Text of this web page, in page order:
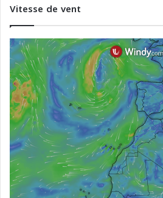
u
t
i
o
n
e
s
o
r
i
d
e
l
M
a
g
h
r
e
b
Vitesse de vent